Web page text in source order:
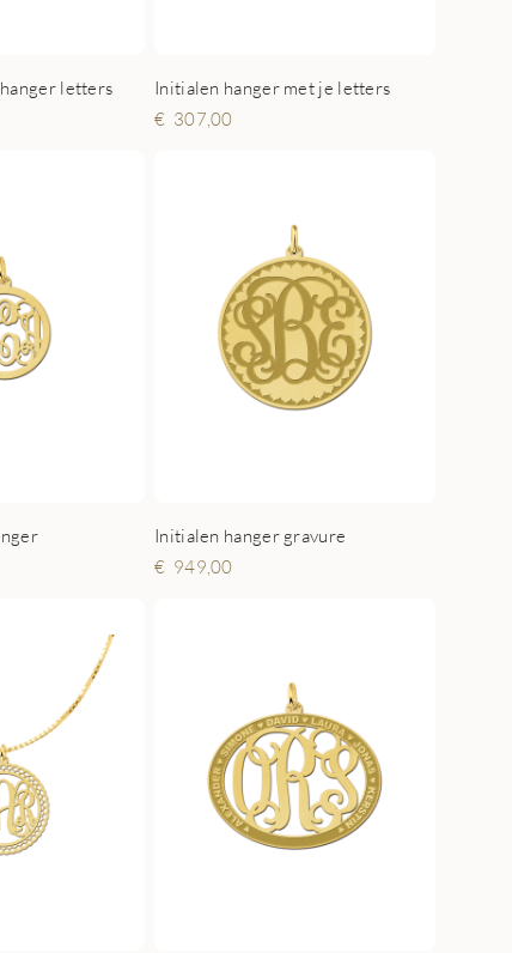
letters
Initialen hanger met je letters
307,00
Initialen hanger gravure
949,00